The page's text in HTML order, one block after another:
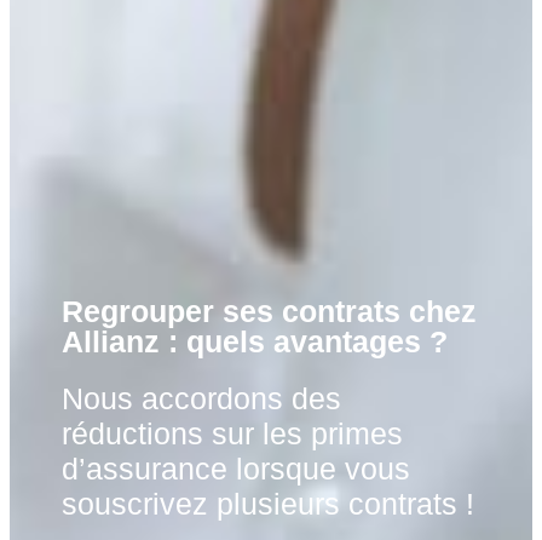
Regrouper ses contrats chez
Allianz : quels avantages ?
Nous accordons des
réductions sur les primes
d’assurance lorsque vous
souscrivez plusieurs contrats !